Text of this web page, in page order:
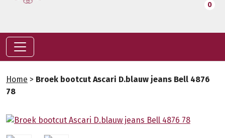
0
Home > Broek bootcut Ascari D.blauw jeans Bell 4876
78